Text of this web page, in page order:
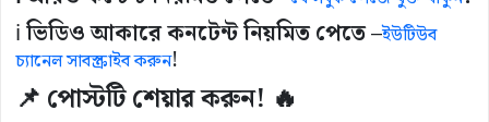
ℹ️ভিডিও আকারে কনটেন্ট নিয়মিত পেতে –ইউটিউব
চ্যানেল সাবস্ক্রাইব করুন!
📌 পোস্টটি শেয়ার করুন! 🔥